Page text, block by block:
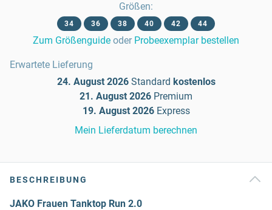
Größen:
34 36 38 40 42 44
Zum Größenguide oder Probeexemplar bestellen
Erwartete Lieferung
24. August 2026 Standard kostenlos
21. August 2026 Premium
19. August 2026 Express
Mein Lieferdatum berechnen
BESCHREIBUNG
JAKO Frauen Tanktop Run 2.0